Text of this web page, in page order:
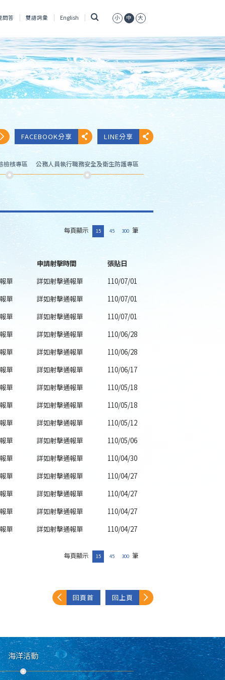
問答 雙語詞彙 English 小 中 大
FACEBOOK分享 LINE分享
檢核專區 公務人員執行職務安全及衛生防護專區
每頁顯示 15 45 300 筆
申請射擊時間
張貼日
單 詳如射擊通報單
110/07/01
單 詳如射擊通報單
110/07/01
單 詳如射擊通報單
110/07/01
單 詳如射擊通報單
110/06/28
單 詳如射擊通報單
110/06/28
單 詳如射擊通報單
110/06/17
單 詳如射擊通報單
110/05/18
單 詳如射擊通報單
110/05/18
單 詳如射擊通報單
110/05/12
單 詳如射擊通報單
110/05/06
單 詳如射擊通報單
110/04/30
單 詳如射擊通報單
110/04/27
單 詳如射擊通報單
110/04/27
單 詳如射擊通報單
110/04/27
單 詳如射擊通報單 110/04/27
每頁顯示 15 45 300 筆
回頁首 回上頁
海洋活動